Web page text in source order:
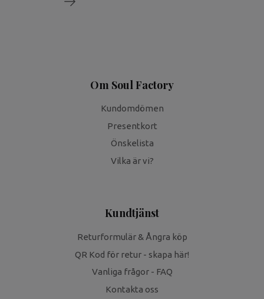
Om Soul Factory
Kundomdömen
Presentkort
Önskelista
Vilka är vi?
Kundtjänst
Returformulär & Ångra köp
QR Kod för retur - skapa här!
Vanliga frågor - FAQ
Kontakta oss